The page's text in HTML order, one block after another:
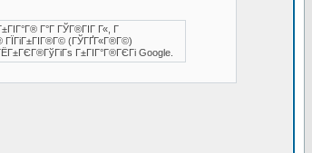
Г°Г ГЎГ®ГІГ Г«, Г
ГЇГіГ±ГІГ®Г© (ГЎГҐГ«Г®Г©)
Г±ГІГ°Г®ГЄГі Google.